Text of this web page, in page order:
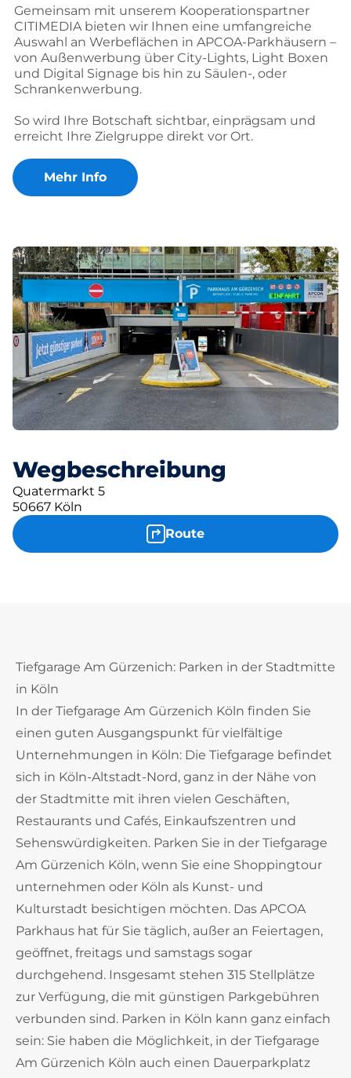
Gemeinsam mit unserem Kooperationspartner
CITIMEDIA bieten wir Ihnen eine umfangreiche
Auswahl an Werbeflächen in APCOA-Parkhäusern –
von Außenwerbung über City-Lights, Light Boxen
und Digital Signage bis hin zu Säulen-, oder
Schrankenwerbung.
So wird Ihre Botschaft sichtbar, einprägsam und
erreicht Ihre Zielgruppe direkt vor Ort.
Mehr Info
Wegbeschreibung
Quatermarkt 5
50667 Köln
Route
Tiefgarage Am Gürzenich: Parken in der Stadtmitte
in Köln
In der Tiefgarage Am Gürzenich Köln finden Sie
einen guten Ausgangspunkt für vielfältige
Unternehmungen in Köln: Die Tiefgarage befindet
sich in Köln-Altstadt-Nord, ganz in der Nähe von
der Stadtmitte mit ihren vielen Geschäften,
Restaurants und Cafés, Einkaufszentren und
Sehenswürdigkeiten. Parken Sie in der Tiefgarage
Am Gürzenich Köln, wenn Sie eine Shoppingtour
unternehmen oder Köln als Kunst- und
Kulturstadt besichtigen möchten. Das APCOA
Parkhaus hat für Sie täglich, außer an Feiertagen,
geöffnet, freitags und samstags sogar
durchgehend. Insgesamt stehen 315 Stellplätze
zur Verfügung, die mit günstigen Parkgebühren
verbunden sind. Parken in Köln kann ganz einfach
sein: Sie haben die Möglichkeit, in der Tiefgarage
Am Gürzenich Köln auch einen Dauerparkplatz